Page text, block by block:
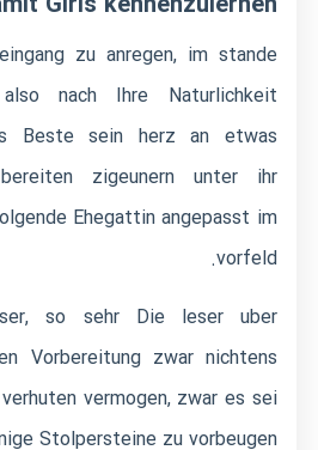
zu anregen, im stande
nach Ihre Naturlichkeit
Beste sein herz an etwas
zigeunern unter ihr
Ehegattin angepasst im
vorfeld.
so sehr Die leser uber
Vorbereitung zwar nichtens
vermogen, zwar es sei
Stolpersteine zu vorbeugen.